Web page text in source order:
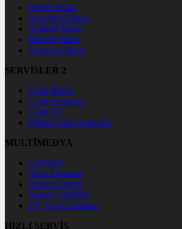
Futbol İddaa
Basketbol İddaa
Hentbol İddaa
Bilardo İddaa
Voleybol İddaa
SERVİSLER 2
Canlı Borsa
Canlı Sonuçlar
Canlı TV
Futbol Canlı Sonuçlar
MULTİMEDYA
Gazeteler
Hava Durumu
Haber Gönder
Namaz Vakitleri
TV Yayın Akışları
HIZLI SERVİS